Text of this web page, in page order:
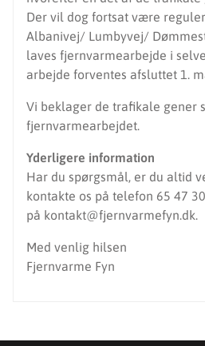
Der vil dog fortsat være
Albanivej/ Lumbyvej/
laves fjernvarmearbejde i
arbejde forventes afsluttet 1.
Vi beklager de trafikale gener
fjernvarmearbejdet.
Yderligere information
Har du spørgsmål, er du altid
kontakte os på telefon 65 47
på kontakt@fjernvarmefyn.dk.
Med venlig hilsen
Fjernvarme Fyn